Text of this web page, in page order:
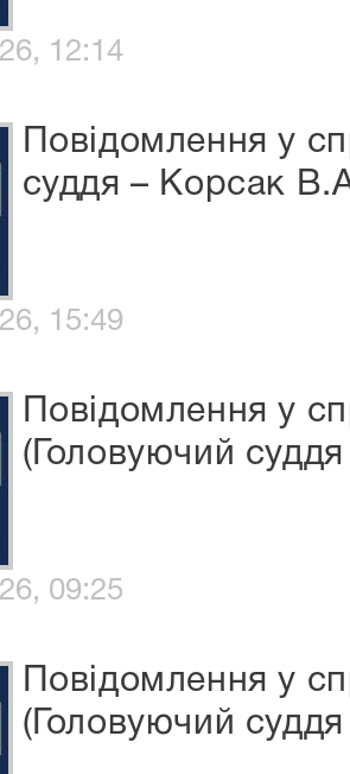
12:14
Повідомлення у
суддя – Корсак
15:49
Повідомлення у
(Головуючий
09:25
Повідомлення у
(Головуючий